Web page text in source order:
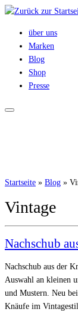
Zum
springenüber uns
Marken
Blog
Shop
Presse
Startseite » Blog »
Vintage
Nachschub
Nachschub aus der
Auswahl an kleinen
und Mustern. Neu
Knäufe im